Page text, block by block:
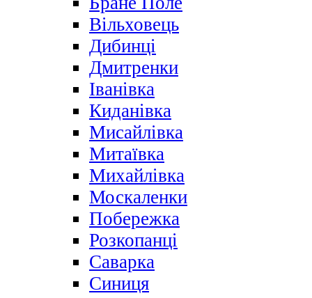
Вільховець
Дибинці
Дмитренки
Іванівка
Киданівка
Мисайлівка
Митаївка
Михайлівка
Москаленки
Побережка
Розкопанці
Саварка
Синиця